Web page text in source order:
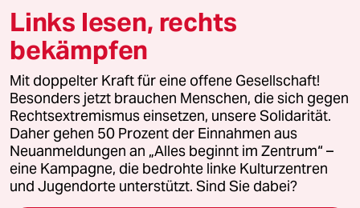
© 2026 taz Verlags und Vertriebs GmbH
Alle Rechte vorbehalten. Bei rechtlichen Fragen oder für Genehmigungen
wenden Sie sich bitte an
lizenzen@taz.de
Feedback Redaktionsstatut Kommune-Richtlinien
Leitlinie Informant Datenschutz Impressum AGB
Links lesen, rechts
bekämpfen
Mit doppelter Kraft für eine offene Gesellschaft!
Besonders jetzt brauchen Menschen, die sich gegen
Rechtsextremismus einsetzen, unsere Solidarität.
Daher gehen 50 Prozent der Einnahmen aus
Neuanmeldungen an „Alles beginnt im Zentrum“ –
eine Kampagne, die bedrohte linke Kulturzentren
und Jugendorte unterstützt. Sind Sie dabei?